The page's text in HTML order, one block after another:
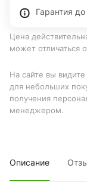
Гарантия
Цена
может отличаться
На сайте вы
для небольших
получения
менеджером.
Описание